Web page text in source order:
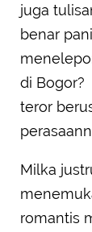
juga
benar
di Bogor?
teror
Milka
romantis